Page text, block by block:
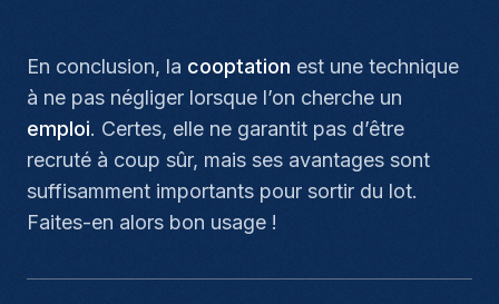
En conclusion, la cooptation est une technique
à ne pas négliger lorsque l’on cherche un
emploi. Certes, elle ne garantit pas d’être
recruté à coup sûr, mais ses avantages sont
suffisamment importants pour sortir du lot.
Faites-en alors bon usage !